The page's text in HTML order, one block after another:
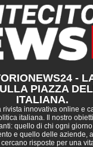
-
PIAZZA
ITALIANA.
rivista innovativa online e
italiana. Il nostro
quello di chi ogni
e quello delle aziende,
risposte per una